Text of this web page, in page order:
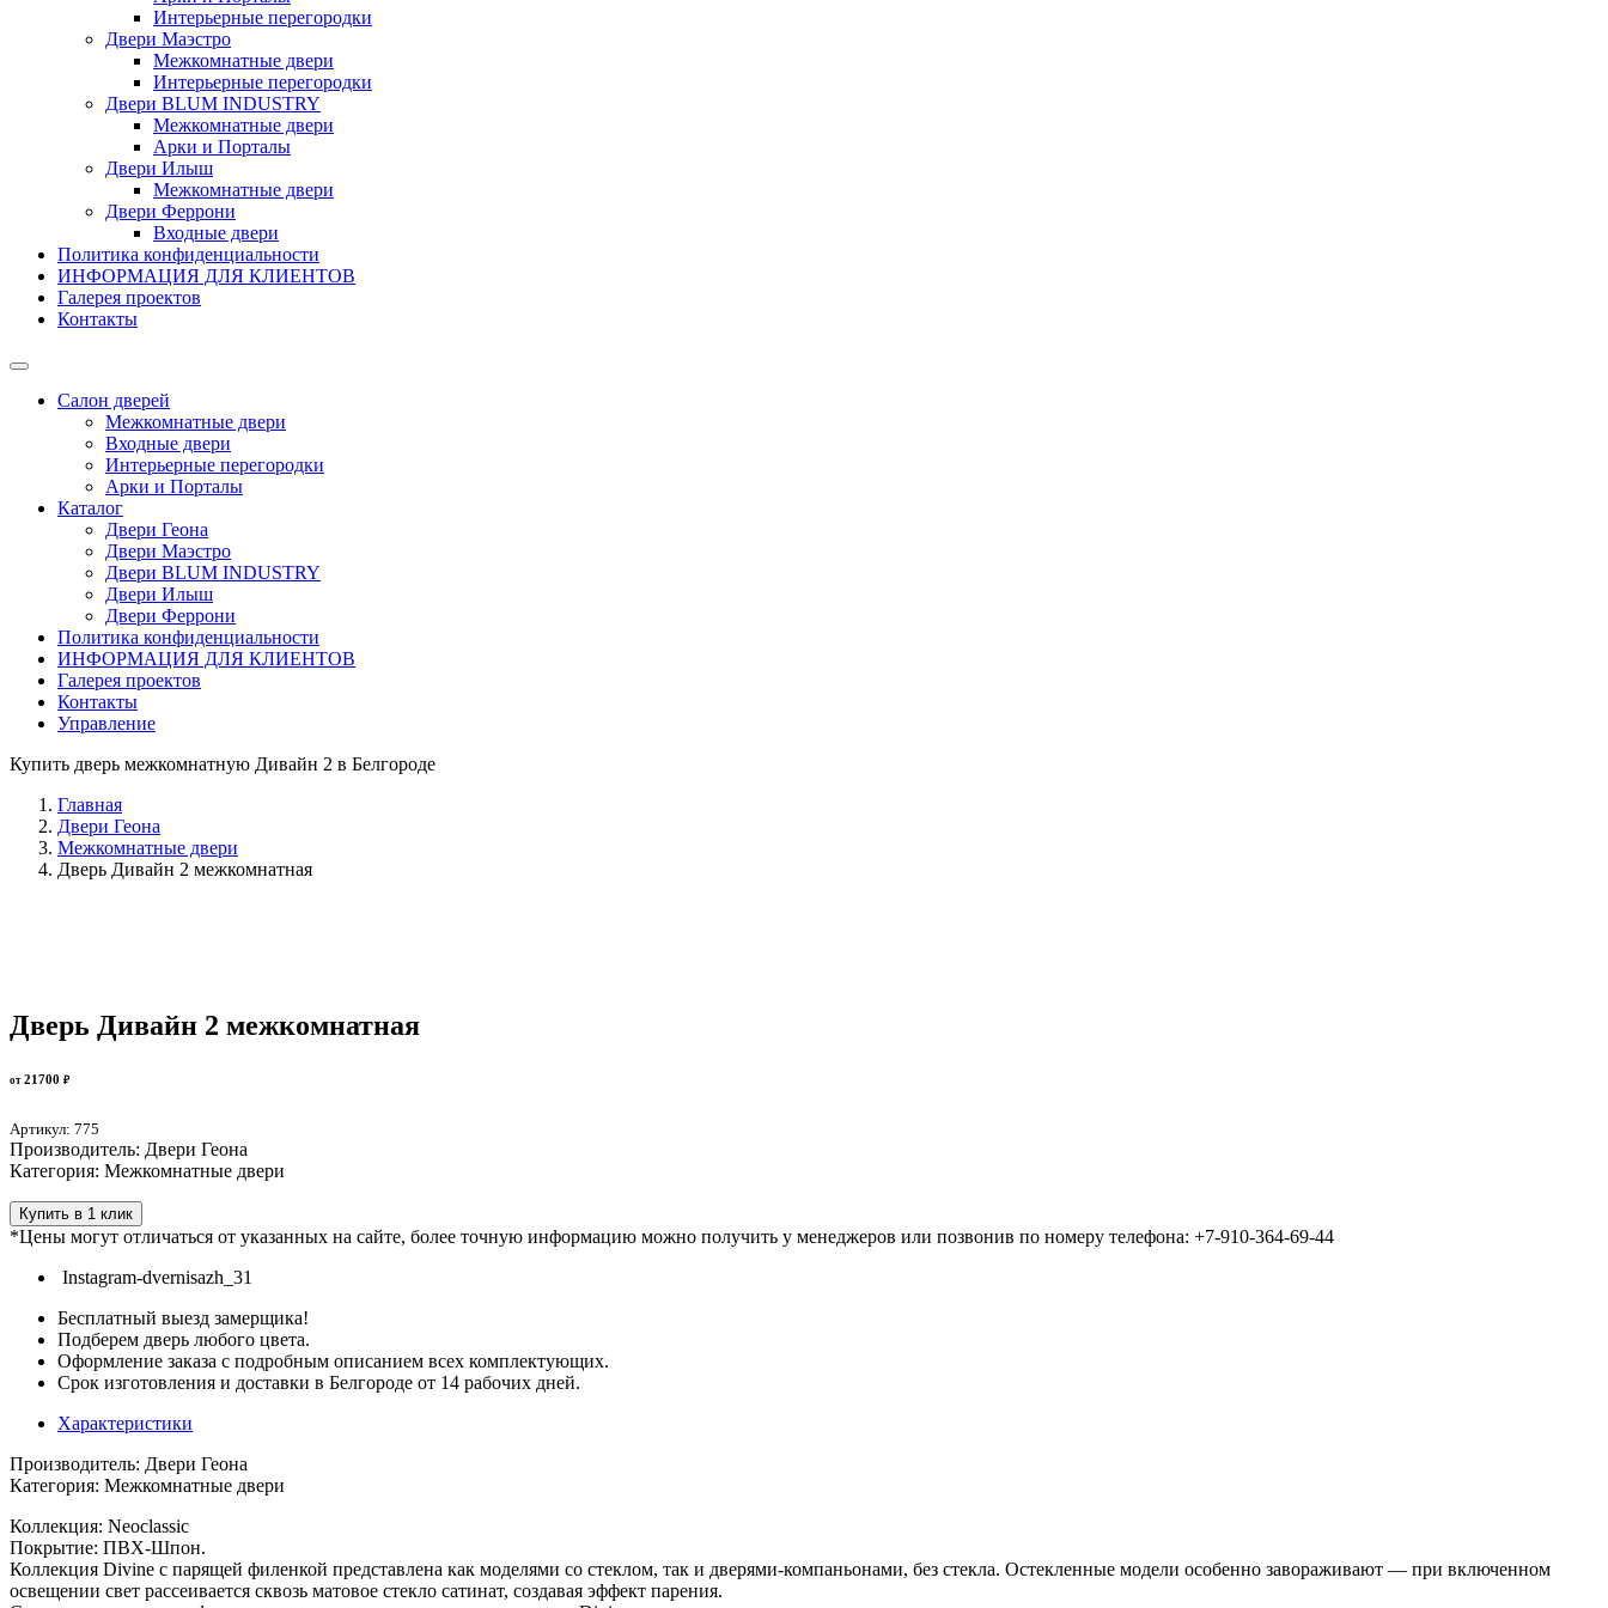
Интерьерные перегородки
Двери Маэстро
Межкомнатные двери
Интерьерные перегородки
Двери BLUM INDUSTRY
Межкомнатные двери
Арки и Порталы
Двери Илыш
Межкомнатные двери
Двери Феррони
Входные двери
Политика конфиденциальности
ИНФОРМАЦИЯ ДЛЯ КЛИЕНТОВ
Галерея проектов
Контакты
Салон дверей
Межкомнатные двери
Входные двери
Интерьерные перегородки
Арки и Порталы
Каталог
Двери Геона
Двери Маэстро
Двери BLUM INDUSTRY
Двери Илыш
Двери Феррони
Политика конфиденциальности
ИНФОРМАЦИЯ ДЛЯ КЛИЕНТОВ
Галерея проектов
Контакты
Управление
Купить дверь межкомнатную Дивайн 2 в Белгороде
Главная
Двери Геона
Межкомнатные двери
Дверь Дивайн 2 межкомнатная
Дверь Дивайн 2 межкомнатная
от21700 ₽
Артикул: 775
Производитель: Двери Геона
Категория: Межкомнатные двери
Купить в 1 клик
*Цены могут отличаться от указанных на сайте, более точную информацию можно получить у менеджеров или позвонив по номеру телефона: +7-910-364-69-44
Instagram-dvernisazh_31
Бесплатный выезд замерщика!
Подберем дверь любого цвета.
Оформление заказа с подробным описанием всех комплектующих.
Срок изготовления и доставки в Белгороде от 14 рабочих дней.
Характеристики
Производитель: Двери Геона
Категория: Межкомнатные двери
Коллекция: Neoclassic
Покрытие: ПВХ-Шпон.
Коллекция Divine с парящей филенкой представлена как моделями со стеклом, так и дверями-компаньонами, без стекла. Остекленные модели особенно завораживают — при включенном
освещении свет рассеивается сквозь матовое стекло сатинат, создавая эффект парения.